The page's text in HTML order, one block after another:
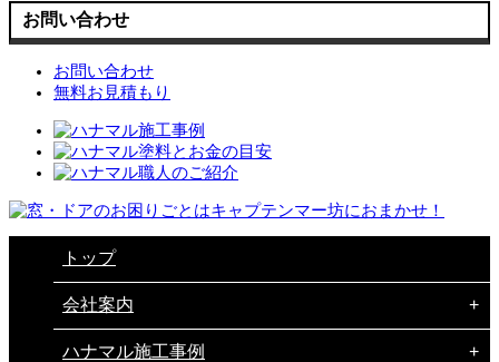
お問い合わせ
お問い合わせ
無料お見積もり
トップ
会社案内
ハナマル施工事例